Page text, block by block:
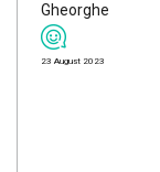
Gheorghe
23 August 2023